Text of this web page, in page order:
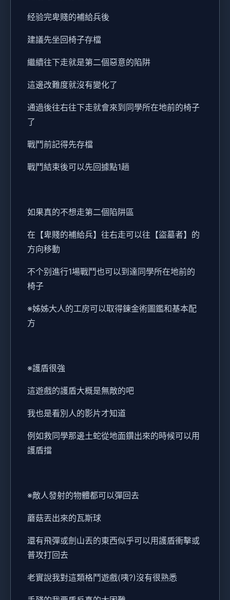
经验完卑賤的補給兵後
建議先坐回椅子存檔
繼續往下走就是第二個惡意的陷阱
這邊改難度就沒有變化了
通過後往右往下走就會來到同學所在地前的椅子
了
戰鬥前記得先存檔
戰鬥結束後可以先回據點1趟
如果真的不想走第二個陷阱區
在【卑賤的補給兵】往右走可以往【盜墓者】的
方向移動
不个别進行1場戰鬥也可以到達同學所在地前的
椅子
※姊姊大人的工房可以取得鍊金術圖鑑和基本配
方
※護盾很強
這遊戲的護盾大概是無敵的吧
我也是看別人的影片才知道
例如救同學那邊土蛇從地面鑽出來的時候可以用
護盾擋
※敵人發射的物體都可以彈回去
蘑菇丟出來的瓦斯球
還有飛彈或劍山丟的東西似乎可以用護盾衝擊或
普攻打回去
老實說我對這類格鬥遊戲(咦?)沒有很熟悉